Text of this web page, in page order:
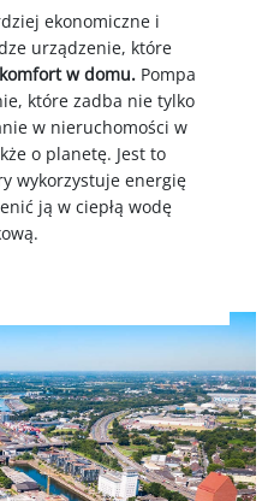
ekonomiczne i
urządzenie, które
komfort w domu.Pompa
które zadba nie tylko
w nieruchomości w
o planetę. Jest to
wykorzystuje energię
ją w ciepłą wodę